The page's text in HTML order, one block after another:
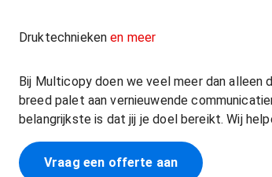
Druktechniekenen meer
Bij Multicopy doen we veel meer dan alleen
breed palet aan vernieuwende
belangrijkste is dat jij je doel bereikt. Wij
Vraag een offerte aan